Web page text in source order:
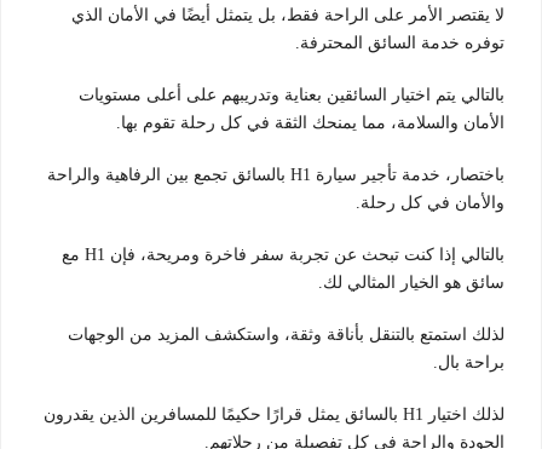
لا يقتصر الأمر على الراحة فقط، بل يتمثل أيضًا في الأمان الذي
توفره خدمة السائق المحترفة.
بالتالي يتم اختيار السائقين بعناية وتدريبهم على أعلى مستويات
الأمان والسلامة، مما يمنحك الثقة في كل رحلة تقوم بها.
باختصار، خدمة تأجير سيارة H1 بالسائق تجمع بين الرفاهية والراحة
والأمان في كل رحلة.
بالتالي إذا كنت تبحث عن تجربة سفر فاخرة ومريحة، فإن H1 مع
سائق هو الخيار المثالي لك.
لذلك استمتع بالتنقل بأناقة وثقة، واستكشف المزيد من الوجهات
براحة بال.
لذلك اختيار H1 بالسائق يمثل قرارًا حكيمًا للمسافرين الذين يقدرون
الجودة والراحة في كل تفصيلة من رحلاتهم.